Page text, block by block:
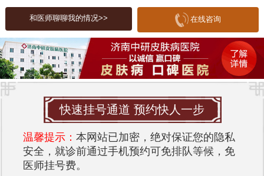
对于皮肤瘙痒的治疗，及时、正确的诊断是关键。
济南中研皮肤病医院
推荐
在济南，多家医院提供皮肤病治疗服务，其中 济南
中研皮肤病医院
设备，成为了许多患者的首选。
1. **专业团队**：医院汇聚了一批在皮肤病研究和治
疗领域享有盛誉的专家，能够针对不同类型的皮肤
瘙痒进行有效的诊断和治疗。
和医师聊聊我的情况>> 在线咨询
快速挂号通道 预约快人一步
温馨提示： 本网站已加密，绝对保证您的隐私
安全，就诊前通过手机预约可免排队等候，免
医师挂号费。